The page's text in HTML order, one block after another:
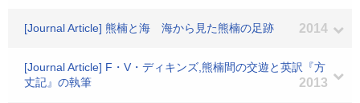
[Journal Article] 熊楠と海 海から見た熊楠の足跡 2014
[Journal Article] F・V・ディキンズ,熊楠間の交遊と英訳『方
丈記』の執筆
2013